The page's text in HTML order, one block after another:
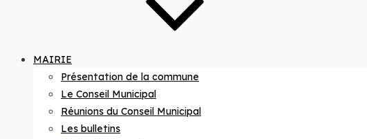
MAIRIE
Présentation de la commune
Le Conseil Municipal
Réunions du Conseil Municipal
Les bulletins